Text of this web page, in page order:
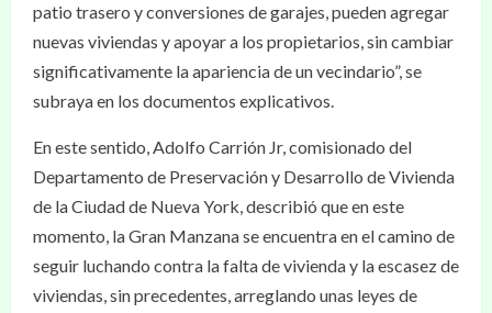
patio trasero y conversiones de garajes, pueden agregar
nuevas viviendas y apoyar a los propietarios, sin cambiar
significativamente la apariencia de un vecindario”, se
subraya en los documentos explicativos.
En este sentido, Adolfo Carrión Jr, comisionado del
Departamento de Preservación y Desarrollo de Vivienda
de la Ciudad de Nueva York, describió que en este
momento, la Gran Manzana se encuentra en el camino de
seguir luchando contra la falta de vivienda y la escasez de
viviendas, sin precedentes, arreglando unas leyes de